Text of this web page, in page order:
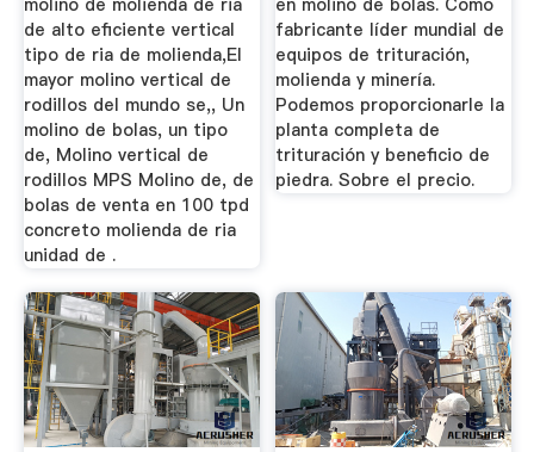
molino de molienda de ria
de alto eficiente vertical
tipo de ria de molienda,El
mayor molino vertical de
rodillos del mundo se,, Un
molino de bolas, un tipo
de, Molino vertical de
rodillos MPS Molino de, de
bolas de venta en 100 tpd
concreto molienda de ria
unidad de .
en molino de bolas. Como
fabricante líder mundial de
equipos de trituración,
molienda y minería.
Podemos proporcionarle la
planta completa de
trituración y beneficio de
piedra. Sobre el precio.